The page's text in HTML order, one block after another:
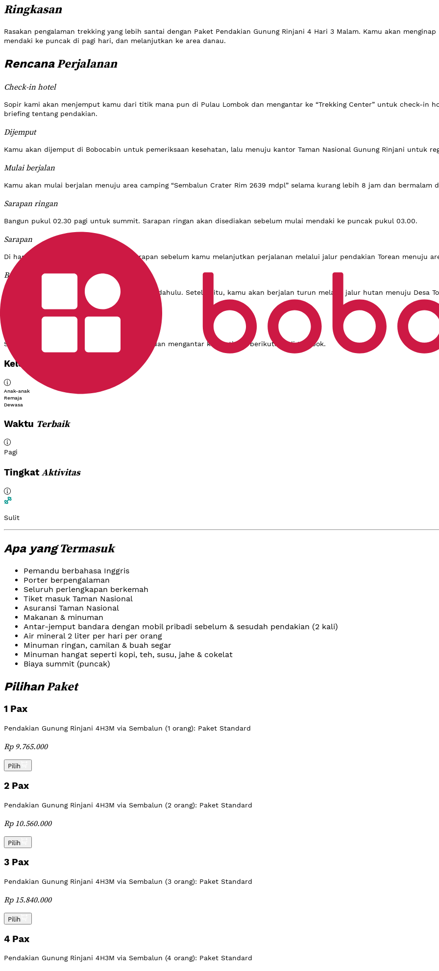
Ringkasan
Rasakan pengalaman trekking yang lebih santai dengan Paket Pendakian Gunung Rinjani 4 Hari 3 Malam. Kamu akan
mendaki ke puncak di pagi hari, dan melanjutkan ke area danau.
RencanaPerjalanan
Check-in hotel
Sopir kami akan menjemput kamu dari titik mana pun di Pulau Lombok dan mengantar ke “Trekking Center” untuk check-in
briefing tentang pendakian.
Dijemput
Kamu akan dijemput di Bobocabin untuk pemeriksaan kesehatan, lalu menuju kantor Taman Nasional Gunung Rinjani untuk
Mulai berjalan
Kamu akan mulai berjalan menuju area camping “Sembalun Crater Rim 2639 mdpl” selama kurang lebih 8 jam dan bermalam
Sarapan ringan
Bangun pukul 02.30 pagi untuk summit. Sarapan ringan akan disediakan sebelum mulai mendaki ke puncak pukul 03.00.
Sarapan
Di hari ketiga, kami akan menyajikan sarapan sebelum kamu melanjutkan perjalanan melalui jalur pendakian Torean menuju
Berjalan turun
Di hari terakhir, kamu akan sarapan terlebih dahulu. Setelah itu, kamu akan berjalan turun melalui jalur hutan menuju Desa
Sopir kami akan menunggu kamu di Torean dan mengantar ke destinasi berikutnya di Lombok.
Kelompok
Anak-anak
Remaja
Dewasa
Waktu Terbaik
Pagi
Tingkat Aktivitas
Sulit
Apa yangTermasuk
Pemandu berbahasa Inggris
Porter berpengalaman
Seluruh perlengkapan berkemah
Tiket masuk Taman Nasional
Asuransi Taman Nasional
Makanan & minuman
Antar-jemput bandara dengan mobil pribadi sebelum & sesudah pendakian (2 kali)
Air mineral 2 liter per hari per orang
Minuman ringan, camilan & buah segar
Minuman hangat seperti kopi, teh, susu, jahe & cokelat
Biaya summit (puncak)
PilihanPaket
1 Pax
Pendakian Gunung Rinjani 4H3M via Sembalun (1 orang): Paket Standard
Rp 9.765.000
Pilih
2 Pax
Pendakian Gunung Rinjani 4H3M via Sembalun (2 orang): Paket Standard
Rp 10.560.000
Pilih
3 Pax
Pendakian Gunung Rinjani 4H3M via Sembalun (3 orang): Paket Standard
Rp 15.840.000
Pilih
4 Pax
Pendakian Gunung Rinjani 4H3M via Sembalun (4 orang): Paket Standard